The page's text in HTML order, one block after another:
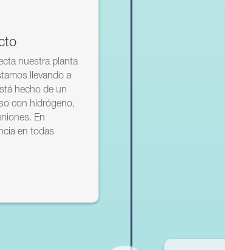
nuestra planta
llevando a
hecho de un
con hidrógeno,
En
en todas